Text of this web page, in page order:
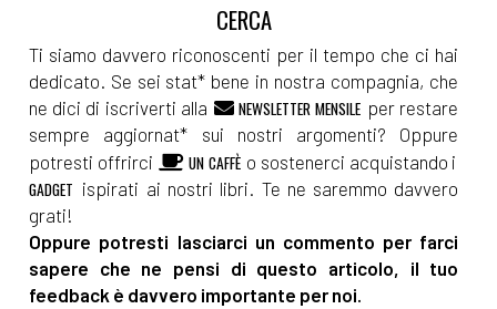
Ti siamo davvero riconoscenti per il tempo che ci hai
dedicato. Se sei stat* bene in nostra compagnia, che
ne dici di iscriverti alla
NEWSLETTER MENSILE per restare
sempre aggiornat* sui nostri argomenti? Oppure
potresti offrirci
UN CAFFÈ o sostenerci acquistando i
GADGET ispirati ai nostri libri. Te ne saremmo davvero
grati!
Oppure potresti lasciarci un commento per farci
sapere che ne pensi di questo articolo, il tuo
feedback è davvero importante per noi.